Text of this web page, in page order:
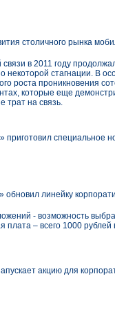
столичного рынка
в 2011 году
стагнации. В
роста проникновения
которые еще
трат на связь.
приготовил специальное
обновил линейку
- возможность
плата – всего 1000 рублей
акцию для